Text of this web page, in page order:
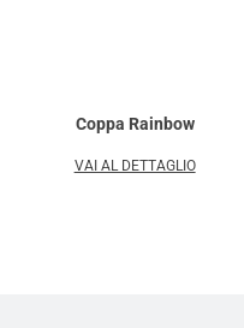
Coppa Rainbow
VAI AL DETTAGLIO